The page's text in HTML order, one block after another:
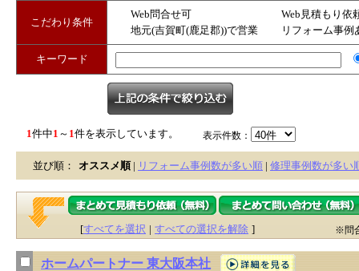
こだわり条件
Web問合せ可
Web見積もり依
地元(吉賀町(鹿足郡))で営業
リフォーム事例
キーワード
1件中1 ～ 1件を表示しています。 表示件数：
並び順： オススメ順 | リフォーム事例数が多い順 | 修理事例数が多い
[すべてを選択 | すべての選択を解除 ] ※問
ホームパートナー 東大阪本社